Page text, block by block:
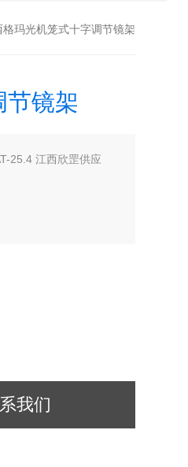
玛光机笼式十字调节镜架
节镜架
25.4 江西欣罡供应
我们